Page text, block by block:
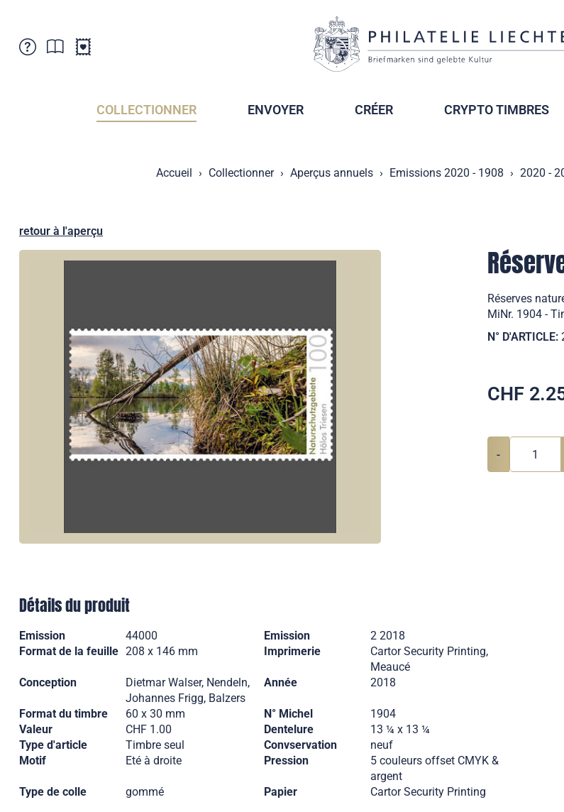
Points de vente
Sociétés de collectionneurs
Abonnement
Archives des timbrage
COLLECTIONNER ENVOYER CRÉER CRYPTO TIMBRES
Accueil Collectionner Aperçus annuels Emissions 2020 - 1908 2020 -
retour à l'aperçu
Réserves
MiNr. 1904 -
N° D'ARTICLE:
CHF
-
Détails du produit
Emission 44000 Emission
2 2018
Format de la feuille 208 x 146 mm Imprimerie
Cartor Security Printing,
Meaucé
Conception
Dietmar Walser, Nendeln,
Johannes Frigg, Balzers
Année 2018
Format du timbre 60 x 30 mm N° Michel
1904
Valeur
CHF 1.00 Dentelure
13 ¼ x 13 ¼
Type d'article
Timbre seul Convservation
neuf
Motif
Eté à droite Pression
5 couleurs offset CMYK &
argent
Type de colle
gommé Papier Cartor Security Printing